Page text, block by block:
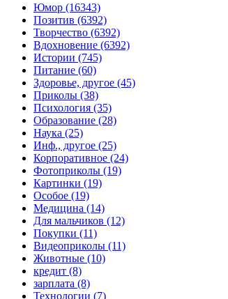
Юмор (16343)
Позитив (6392)
Творчество (6392)
Вдохновение (6392)
Истории (745)
Питание (60)
Здоровье, другое (45)
Приколы (38)
Психология (35)
Образование (28)
Наука (25)
Инф., другое (25)
Корпоративное (24)
Фотоприколы (19)
Картинки (19)
Особое (19)
Медицина (14)
Для мальчиков (12)
Покупки (11)
Видеоприколы (11)
Животные (10)
кредит (8)
зарплата (8)
Технологии (7)